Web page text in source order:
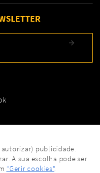
autorizar) publicidade.
A sua escolha pode ser
“Gerir cookies”.